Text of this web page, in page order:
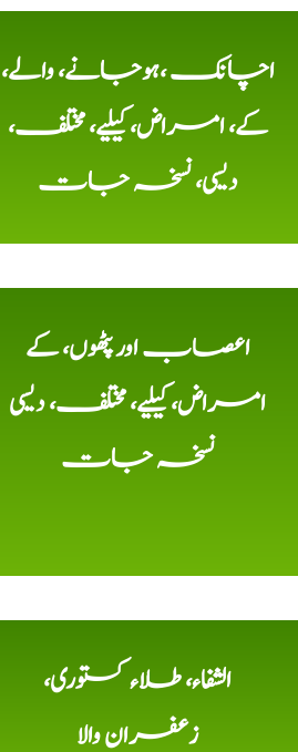
اچانک ،ہوجانے، والے،
کے، امراض، کیلیے، مختلف،
دیسی، نسخہ جات
اعصاب اور پٹھوں، کے
امراض، کیلیے، مختلف، دیسی
نسخہ جات
الشفاء، طلاء کستوری،
زعفران والا